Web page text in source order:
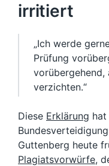
irritiert
„Ich werde
Prüfung
vorübergehend,
verzichten.“
Diese Erklärung
Guttenberg heute
Plagiatsvorwürfe,